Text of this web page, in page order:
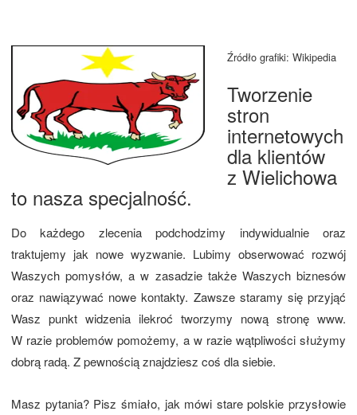
Źródło grafiki: Wikipedia
Tworzenie
stron
internetowych
dla klientów
z Wielichowa
to nasza specjalność.
Do każdego zlecenia podchodzimy indywidualnie oraz
traktujemy jak nowe wyzwanie. Lubimy obserwować rozwój
Waszych pomysłów, a w zasadzie także Waszych biznesów
oraz nawiązywać nowe kontakty. Zawsze staramy się przyjąć
Wasz punkt widzenia ilekroć tworzymy nową stronę www.
W razie problemów pomożemy, a w razie wątpliwości służymy
dobrą radą. Z pewnością znajdziesz coś dla siebie.
Masz pytania? Pisz śmiało, jak mówi stare polskie przysłowie